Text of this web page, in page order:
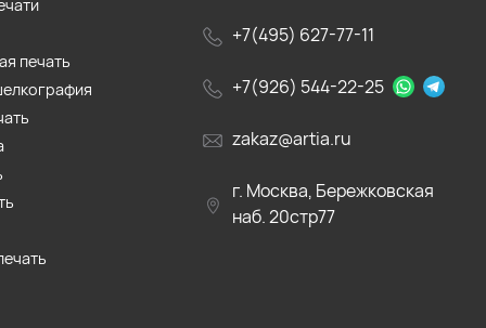
+7(495) 627-77-11
+7(926) 544-22-25
zakaz@artia.ru
г. Москва, Бережковская
наб. 20стр77
печать